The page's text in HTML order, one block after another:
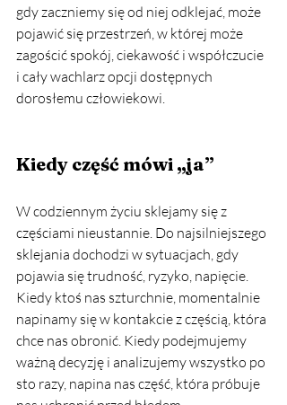
gdy zaczniemy się od niej odklejać, może
pojawić się przestrzeń, w której może
zagościć spokój, ciekawość i współczucie
i cały wachlarz opcji dostępnych
dorosłemu człowiekowi.
Kiedy część mówi „ja”
W codziennym życiu sklejamy się z
częściami nieustannie. Do najsilniejszego
sklejania dochodzi w sytuacjach, gdy
pojawia się trudność, ryzyko, napięcie.
Kiedy ktoś nas szturchnie, momentalnie
napinamy się w kontakcie z częścią, która
chce nas obronić. Kiedy podejmujemy
ważną decyzję i analizujemy wszystko po
sto razy, napina nas część, która próbuje